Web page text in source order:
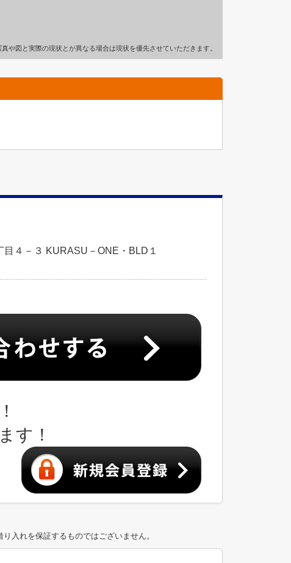
や図と実際の現状とが異なる場合は現状を優先させていただきます。
４－３ KURASU－ONE・BLD１
す！
入れを保証するものではございません。